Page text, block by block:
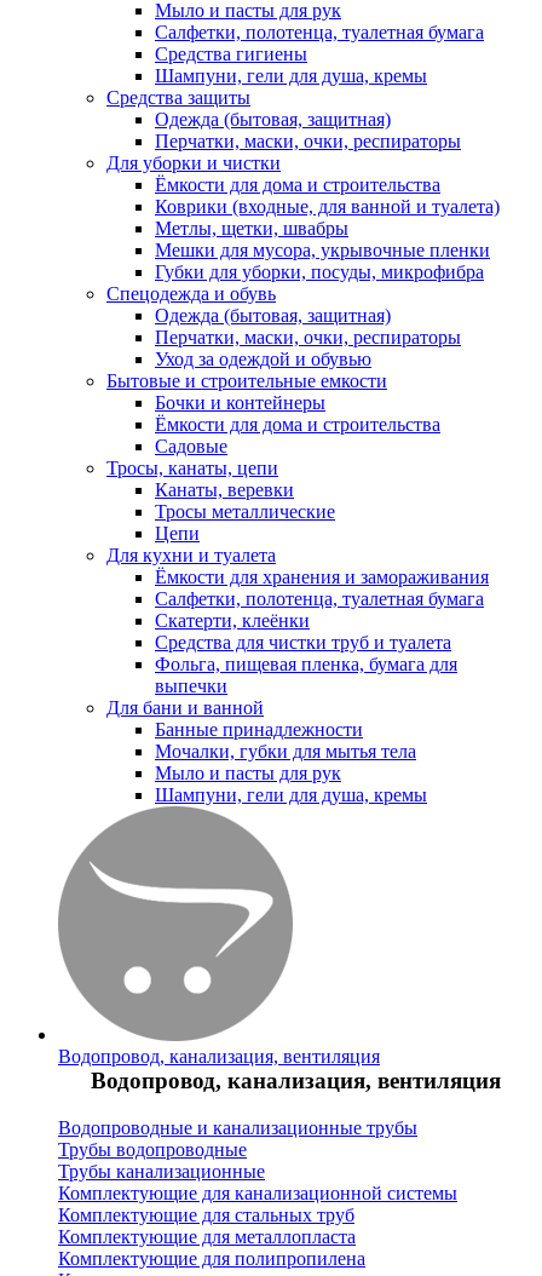
Мыло и пасты для рук
Салфетки, полотенца, туалетная бумага
Средства гигиены
Шампуни, гели для душа, кремы
Средства защиты
Одежда (бытовая, защитная)
Перчатки, маски, очки, респираторы
Для уборки и чистки
Ёмкости для дома и строительства
Коврики (входные, для ванной и туалета)
Метлы, щетки, швабры
Мешки для мусора, укрывочные пленки
Губки для уборки, посуды, микрофибра
Спецодежда и обувь
Одежда (бытовая, защитная)
Перчатки, маски, очки, респираторы
Уход за одеждой и обувью
Бытовые и строительные емкости
Бочки и контейнеры
Ёмкости для дома и строительства
Садовые
Тросы, канаты, цепи
Канаты, веревки
Тросы металлические
Цепи
Для кухни и туалета
Ёмкости для хранения и замораживания
Салфетки, полотенца, туалетная бумага
Скатерти, клеёнки
Средства для чистки труб и туалета
Фольга, пищевая пленка, бумага для
выпечки
Для бани и ванной
Банные принадлежности
Мочалки, губки для мытья тела
Мыло и пасты для рук
Шампуни, гели для душа, кремы
Водопровод, канализация, вентиляция
Водопровод, канализация, вентиляция
Водопроводные и канализационные трубы
Трубы водопроводные
Трубы канализационные
Комплектующие для канализационной системы
Комплектующие для стальных труб
Комплектующие для металлопласта
Комплектующие для полипропилена